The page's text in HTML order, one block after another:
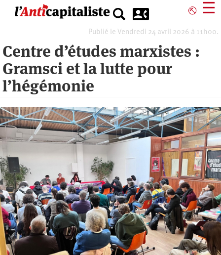
⎋ ☰
Publié le Vendredi 24 avril 2026 à 11h00.
Centre d’études marxistes :
Gramsci et la lutte pour
l’hégémonie